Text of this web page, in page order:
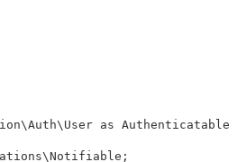
as Authenticatable
;